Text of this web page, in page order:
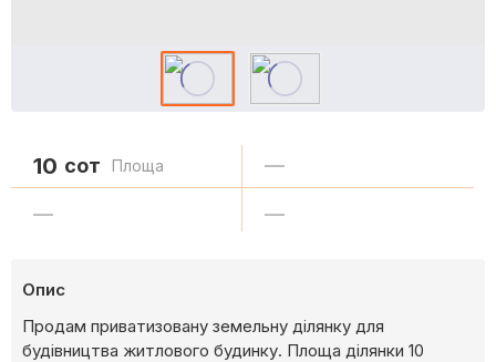
10 сот Площа —
— —
Опис
Продам приватизовану земельну ділянку для
будівництва житлового будинку. Площа ділянки 10